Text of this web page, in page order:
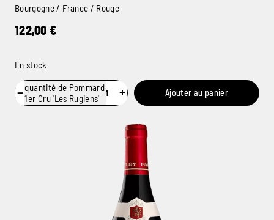
Bourgogne / France / Rouge
122,00 €
En stock
−quantité de Pommard
1er Cru 'Les Rugiens'
+ Ajouter au panier